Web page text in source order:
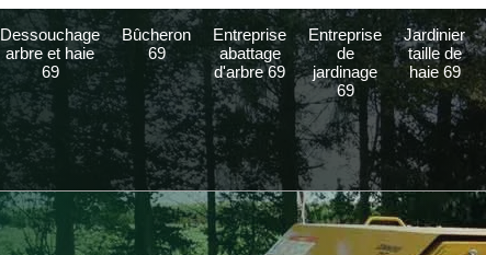
Dessouchage
arbre et haie
69
Bûcheron
69
Entreprise
abattage
d'arbre 69
Entreprise
de
jardinage
69
Jardinier
taille de
haie 69